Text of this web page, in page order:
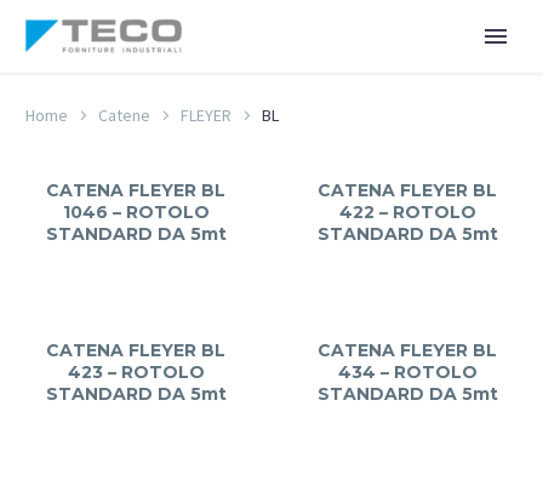
Home Catene FLEYER BL
CATENA FLEYER BL
1046 – ROTOLO
STANDARD DA 5mt
CATENA FLEYER BL
422 – ROTOLO
STANDARD DA 5mt
CATENA FLEYER BL
423 – ROTOLO
STANDARD DA 5mt
CATENA FLEYER BL
434 – ROTOLO
STANDARD DA 5mt